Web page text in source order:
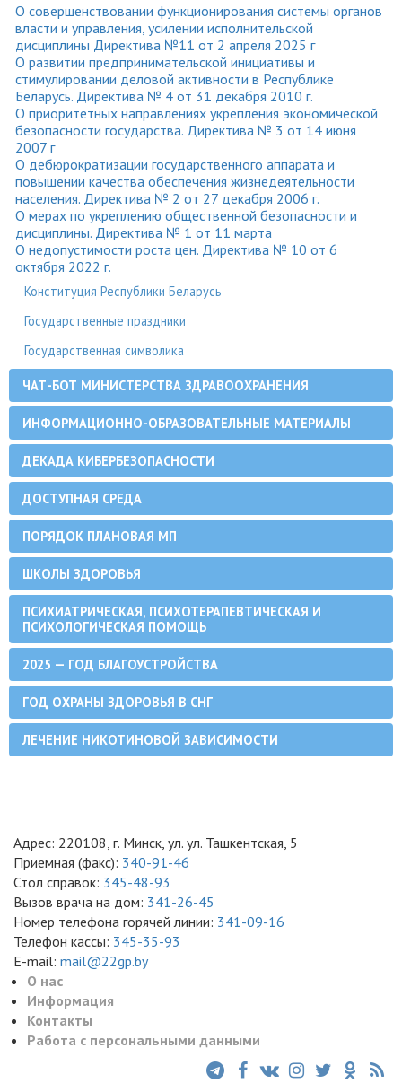
О совершенствовании функционирования системы органов
власти и управления, усилении исполнительской
дисциплины Директива №11 от 2 апреля 2025 г
О развитии предпринимательской инициативы и
стимулировании деловой активности в Республике
Беларусь. Директива № 4 от 31 декабря 2010 г.
О приоритетных направлениях укрепления экономической
безопасности государства. Директива № 3 от 14 июня
2007 г
О дебюрократизации государственного аппарата и
повышении качества обеспечения жизнедеятельности
населения. Директива № 2 от 27 декабря 2006 г.
О мерах по укреплению общественной безопасности и
дисциплины. Директива № 1 от 11 марта
О недопустимости роста цен. Директива № 10 от 6
октября 2022 г.
Конституция Республики Беларусь
Государственные праздники
Государственная символика
ЧАТ-БОТ МИНИСТЕРСТВА ЗДРАВООХРАНЕНИЯ
ИНФОРМАЦИОННО-ОБРАЗОВАТЕЛЬНЫЕ МАТЕРИАЛЫ
ДЕКАДА КИБЕРБЕЗОПАСНОСТИ
ДОСТУПНАЯ СРЕДА
ПОРЯДОК ПЛАНОВАЯ МП
ШКОЛЫ ЗДОРОВЬЯ
ПСИХИАТРИЧЕСКАЯ, ПСИХОТЕРАПЕВТИЧЕСКАЯ И
ПСИХОЛОГИЧЕСКАЯ ПОМОЩЬ
2025 — ГОД БЛАГОУСТРОЙСТВА
ГОД ОХРАНЫ ЗДОРОВЬЯ В СНГ
ЛЕЧЕНИЕ НИКОТИНОВОЙ ЗАВИСИМОСТИ
Адрес: 220108, г. Минск, ул. ул. Ташкентская, 5
Приемная (факс): 340-91-46
Стол справок: 345-48-93
Вызов врача на дом: 341-26-45
Номер телефона горячей линии: 341-09-16
Телефон кассы: 345-35-93
E-mail: mail@22gp.by
О нас
Информация
Контакты
Работа с персональными данными